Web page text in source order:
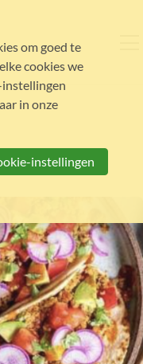
om goed te
cookies we
instellingen
in onze
instellingen